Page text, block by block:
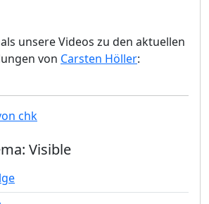
unsere Videos zu den aktuellen
von Carsten Höller:
chk
Visible